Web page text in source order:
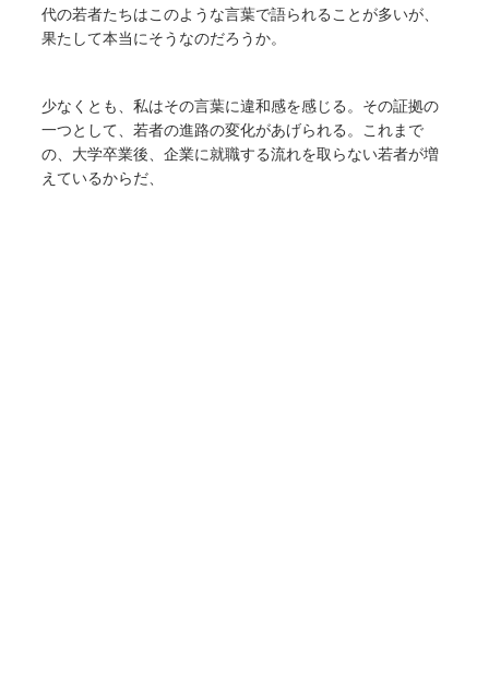
代の若者たちはこのような言葉で語られることが多いが、
果たして本当にそうなのだろうか。
少なくとも、私はその言葉に違和感を感じる。その証拠の
一つとして、若者の進路の変化があげられる。これまで
の、大学卒業後、企業に就職する流れを取らない若者が増
えているからだ、